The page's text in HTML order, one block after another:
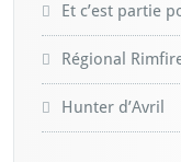
Et c’est partie
Régional
Hunter d’Avril